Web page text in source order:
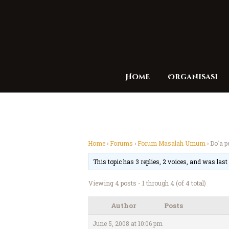
Home Organisasi
Home›Forums ›Forum Masalah Umum › Do`a
This topic has 3 replies, 2 voices, and was
Viewing 4 posts - 1 through 4 (of 4 total)
Author Posts
June 5, 2008 at 10:06 pm